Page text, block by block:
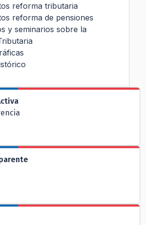
reforma tributaria
reforma de pensiones
y seminarios sobre la